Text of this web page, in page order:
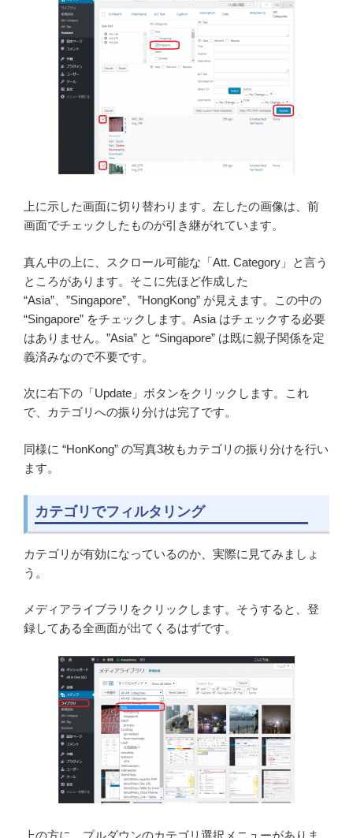
上に示した画面に切り替わります。左したの画像は、前
画面でチェックしたものが引き継がれています。
真ん中の上に、スクロール可能な「Att. Category」と言う
ところがあります。そこに先ほど作成した
“Asia”、”Singapore”、”HongKong” が見えます。この中の
“Singapore” をチェックします。Asia はチェックする必要
はありません。”Asia” と “Singapore” は既に親子関係を定
義済みなので不要です。
次に右下の「Update」ボタンをクリックします。これ
で、カテゴリへの振り分けは完了です。
同様に “HonKong” の写真3枚もカテゴリの振り分けを行い
ます。
カテゴリでフィルタリング
カテゴリが有効になっているのか、実際に見てみましょ
う。
メディアライブラリをクリックします。そうすると、登
録してある全画面が出てくるはずです。
上の方に、プルダウンのカテゴリ選択メニューがありま